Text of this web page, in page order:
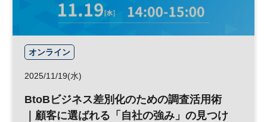
オンライン
2025/11/19(水)
BtoBビジネス差別化のための調査活用術
｜顧客に選ばれる「自社の強み」の見つけ